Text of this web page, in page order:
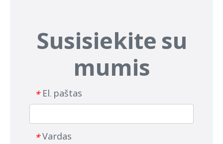
Susisiekite su
mumis
* El. paštas
* Vardas